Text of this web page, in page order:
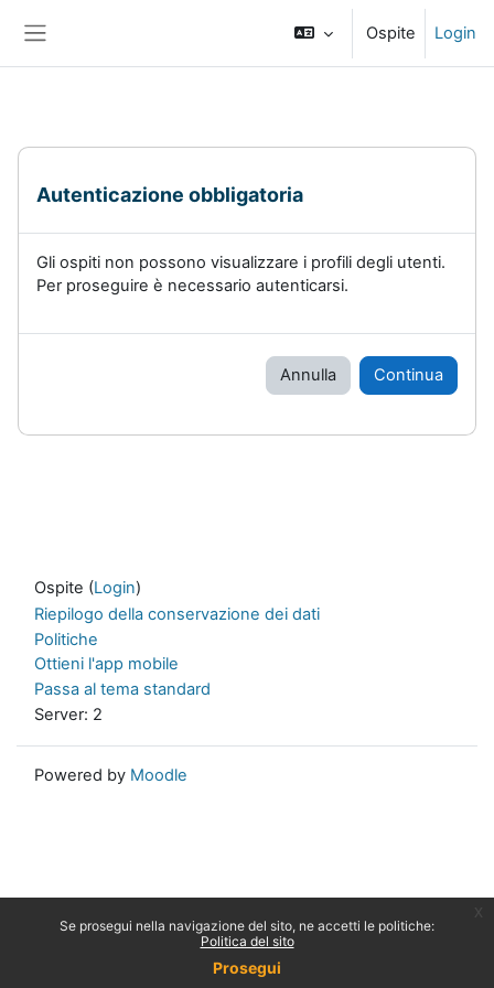
Se prosegui nella navigazione del sito, ne accetti le politiche:
Politica del sito
Prosegui
Ospite Login
Autenticazione obbligatoria
Gli ospiti non possono visualizzare i profili degli utenti.
Per proseguire è necessario autenticarsi.
Annulla Continua
Ospite (Login)
Riepilogo della conservazione dei dati
Politiche
Ottieni l'app mobile
Passa al tema standard
Server: 2
Powered by Moodle